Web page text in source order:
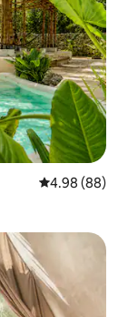
평점 4.98점(5
4.98 (88)